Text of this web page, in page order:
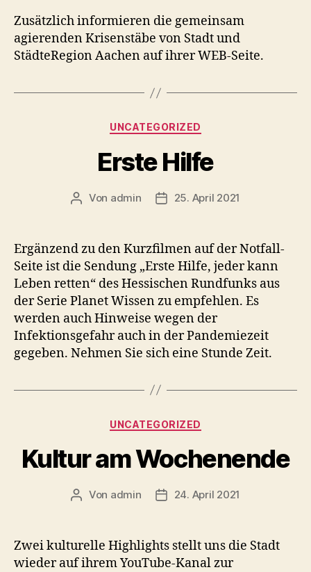
Zusätzlich informieren die gemeinsam
agierenden Krisenstäbe von Stadt und
StädteRegion Aachen auf ihrer WEB-Seite.
Kategorien
UNCATEGORIZED
Erste Hilfe
Beitragsautor
Von admin Veröffentlichungsdatum
25. April 2021
Ergänzend zu den Kurzfilmen auf der Notfall-
Seite ist die Sendung „Erste Hilfe, jeder kann
Leben retten“ des Hessischen Rundfunks aus
der Serie Planet Wissen zu empfehlen. Es
werden auch Hinweise wegen der
Infektionsgefahr auch in der Pandemiezeit
gegeben. Nehmen Sie sich eine Stunde Zeit.
Kategorien
UNCATEGORIZED
Kultur am Wochenende
Beitragsautor
Von admin Veröffentlichungsdatum
24. April 2021
Zwei kulturelle Highlights stellt uns die Stadt
wieder auf ihrem YouTube-Kanal zur